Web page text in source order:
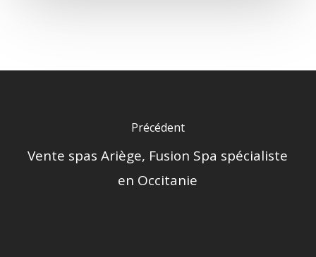
Précédent
Vente spas Ariège, Fusion Spa spécialiste
en Occitanie